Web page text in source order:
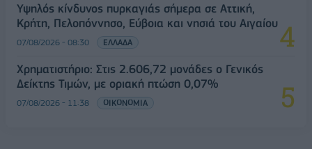
Υψηλός κίνδυνος πυρκαγιάς σήμερα σε Αττική,
Κρήτη, Πελοπόννησο, Εύβοια και νησιά του Αιγαίου
07/08/2026 - 08:30 ΕΛΛΑΔΑ
Χρηματιστήριο: Στις 2.606,72 μονάδες ο Γενικός
Δείκτης Τιμών, με οριακή πτώση 0,07%
07/08/2026 - 11:38 ΟΙΚΟΝΟΜΙΑ